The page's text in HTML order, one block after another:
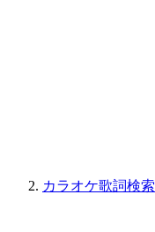
カラオケ歌詞検索